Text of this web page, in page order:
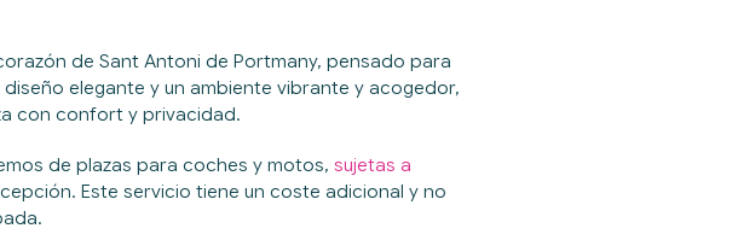
de Sant Antoni de Portmany, pensado para
elegante y un ambiente vibrante y acogedor,
con confort y privacidad.
de plazas para coches y motos, sujetas a
Este servicio tiene un coste adicional y no